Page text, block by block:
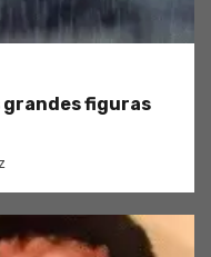
grandes figuras